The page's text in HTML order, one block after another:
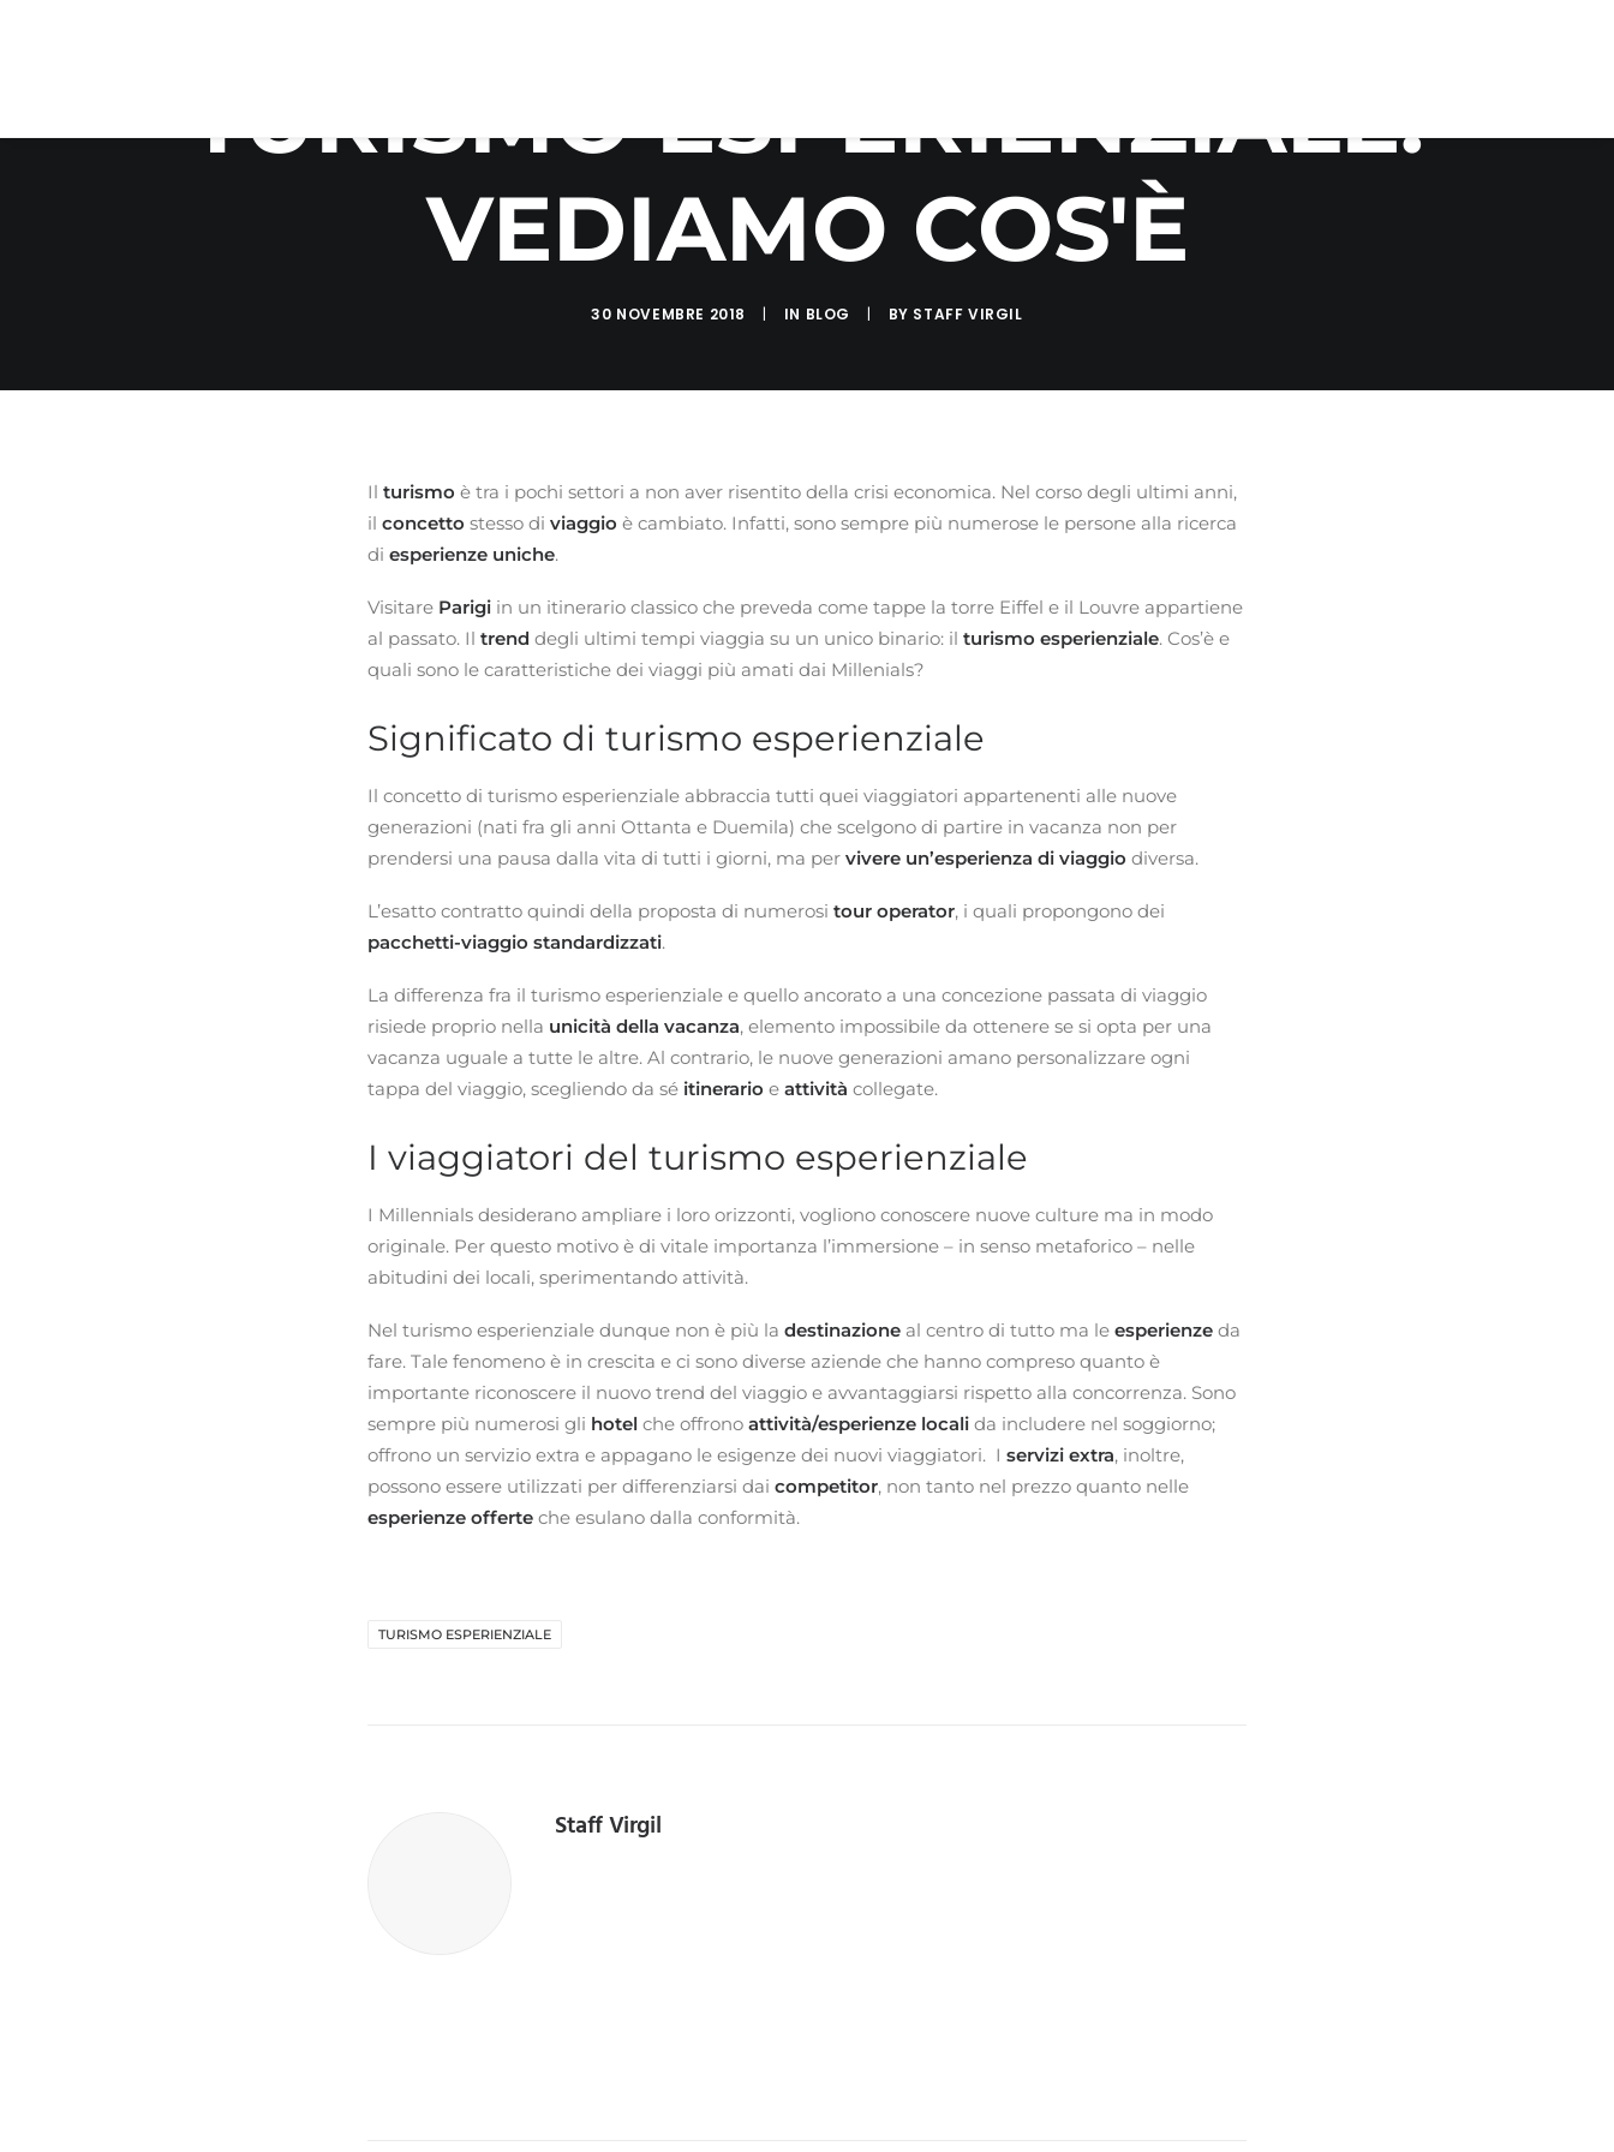
TURISMO ESPERIENZIALE:
VEDIAMO COS'È
30 NOVEMBRE 2018 | IN BLOG | BY STAFF VIRGIL
Il turismo è tra i pochi settori a non aver risentito della crisi economica. Nel corso degli ultimi anni,
il concetto stesso di viaggio è cambiato. Infatti, sono sempre più numerose le persone alla ricerca
di esperienze uniche.
Visitare Parigi in un itinerario classico che preveda come tappe la torre Eiffel e il Louvre appartiene
al passato. Il trend degli ultimi tempi viaggia su un unico binario: il turismo esperienziale. Cos’è e
quali sono le caratteristiche dei viaggi più amati dai Millenials?
Significato di turismo esperienziale
Il concetto di turismo esperienziale abbraccia tutti quei viaggiatori appartenenti alle nuove
generazioni (nati fra gli anni Ottanta e Duemila) che scelgono di partire in vacanza non per
prendersi una pausa dalla vita di tutti i giorni, ma per vivere un’esperienza di viaggio diversa.
L’esatto contratto quindi della proposta di numerosi tour operator, i quali propongono dei
pacchetti-viaggio standardizzati.
La differenza fra il turismo esperienziale e quello ancorato a una concezione passata di viaggio
risiede proprio nella unicità della vacanza, elemento impossibile da ottenere se si opta per una
vacanza uguale a tutte le altre. Al contrario, le nuove generazioni amano personalizzare ogni
tappa del viaggio, scegliendo da sé itinerario e attività collegate.
I viaggiatori del turismo esperienziale
I Millennials desiderano ampliare i loro orizzonti, vogliono conoscere nuove culture ma in modo
originale. Per questo motivo è di vitale importanza l’immersione – in senso metaforico – nelle
abitudini dei locali, sperimentando attività.
Nel turismo esperienziale dunque non è più la destinazione al centro di tutto ma le esperienze da
fare. Tale fenomeno è in crescita e ci sono diverse aziende che hanno compreso quanto è
importante riconoscere il nuovo trend del viaggio e avvantaggiarsi rispetto alla concorrenza. Sono
sempre più numerosi gli hotel che offrono attività/esperienze locali da includere nel soggiorno;
offrono un servizio extra e appagano le esigenze dei nuovi viaggiatori. I servizi extra, inoltre,
possono essere utilizzati per differenziarsi dai competitor, non tanto nel prezzo quanto nelle
esperienze offerte che esulano dalla conformità.
TURISMO ESPERIENZIALE
Staff Virgil